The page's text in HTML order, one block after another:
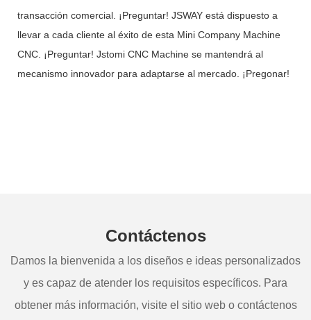
transacción comercial. ¡Preguntar! JSWAY está dispuesto a
llevar a cada cliente al éxito de esta Mini Company Machine
CNC. ¡Preguntar! Jstomi CNC Machine se mantendrá al
mecanismo innovador para adaptarse al mercado. ¡Pregonar!
Contáctenos
Damos la bienvenida a los diseños e ideas personalizados
y es capaz de atender los requisitos específicos. Para
obtener más información, visite el sitio web o contáctenos